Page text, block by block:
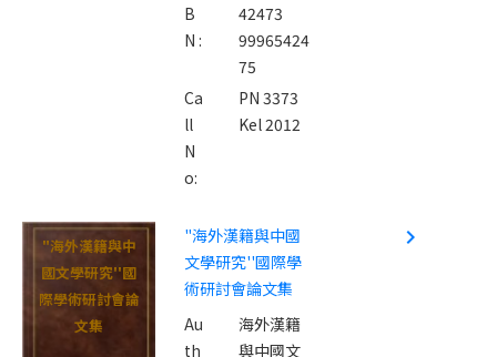
B
N :
42473
99965424
75
Ca
ll
N
o:
PN 3373
Kel 2012
"海外漢籍與中
國文學研究''國
際學術研討會論
文集
"海外漢籍與中國
文學研究''國際學
術研討會論文集
Au
th
海外漢籍
與中國文
navigate_next